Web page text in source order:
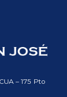
– 175 Pto